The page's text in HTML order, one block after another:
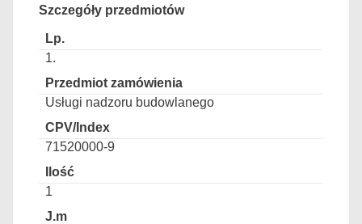
Szczegóły przedmiotów
1.
Usługi nadzoru budowlanego
71520000-9
1